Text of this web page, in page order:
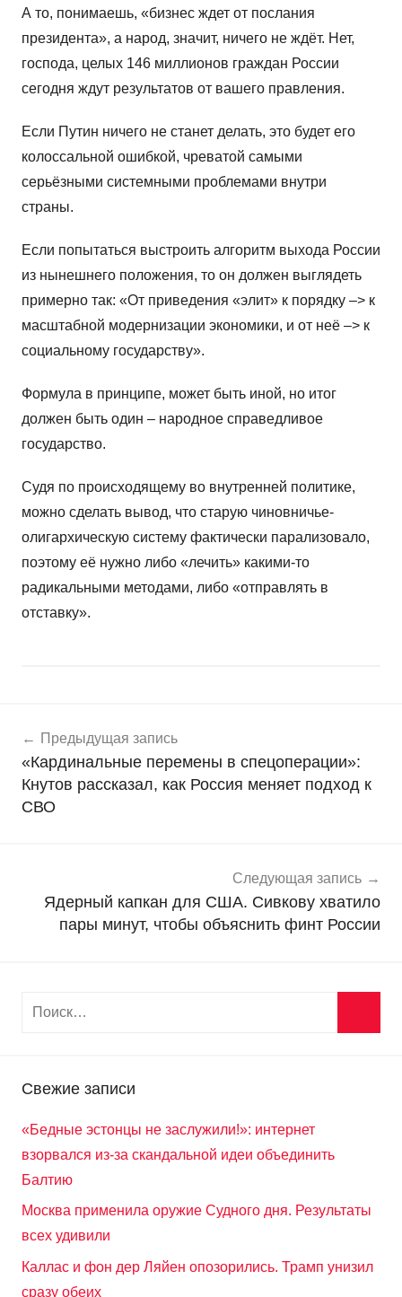
А то, понимаешь, «бизнес ждет от послания
президента», а народ, значит, ничего не ждёт. Нет,
господа, целых 146 миллионов граждан России
сегодня ждут результатов от вашего правления.
Если Путин ничего не станет делать, это будет его
колоссальной ошибкой, чреватой самыми
серьёзными системными проблемами внутри
страны.
Если попытаться выстроить алгоритм выхода России
из нынешнего положения, то он должен выглядеть
примерно так: «От приведения «элит» к порядку –> к
масштабной модернизации экономики, и от неё –> к
социальному государству».
Формула в принципе, может быть иной, но итог
должен быть один – народное справедливое
государство.
Судя по происходящему во внутренней политике,
можно сделать вывод, что старую чиновничье-
олигархическую систему фактически парализовало,
поэтому её нужно либо «лечить» какими-то
радикальными методами, либо «отправлять в
отставку».
о
в
о
с
по
записям
Предыдущая запись
«Кардинальные перемены в спецоперации»:
Кнутов рассказал, как Россия меняет подход к
СВО
Следующая запись
Ядерный капкан для США. Сивкову хватило
пары минут, чтобы объяснить финт России
Свежие записи
«Бедные эстонцы не заслужили!»: интернет
взорвался из-за скандальной идеи объединить
Балтию
Москва применила оружие Судного дня. Результаты
всех удивили
Каллас и фон дер Ляйен опозорились. Трамп унизил
сразу обеих